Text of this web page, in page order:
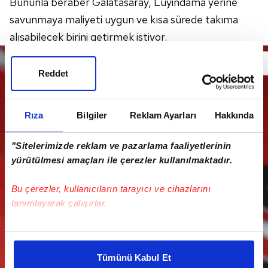
Rıza Bilgiler Reklam Ayarları Hakkında
"Sitelerimizde reklam ve pazarlama faaliyetlerinin
yürütülmesi amaçları ile çerezler kullanılmaktadır.
Bu çerezler, kullanıcıların tarayıcı ve cihazlarını
tanımlayarak çalışırlar.
Bu çerezlere izin vermeniz halinde sizlere özel
daha iyi reklam deneyimi yaşatabiliriz. Bunu yaparken
Tümünü Kabul Et
Reddet
savunmaya maliyeti uygun ve kısa sürede takıma
alışabilecek birini getirmek istiyor.